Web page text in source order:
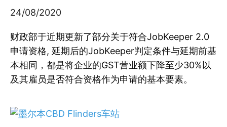
24/08/2020
财政部于近期更新了部分关于符合JobKeeper 2.0
申请资格, 延期后的JobKeeper判定条件与延期前基
本相同，都是将企业的GST营业额下降至少30%以
及其雇员是否符合资格作为申请的基本要素。